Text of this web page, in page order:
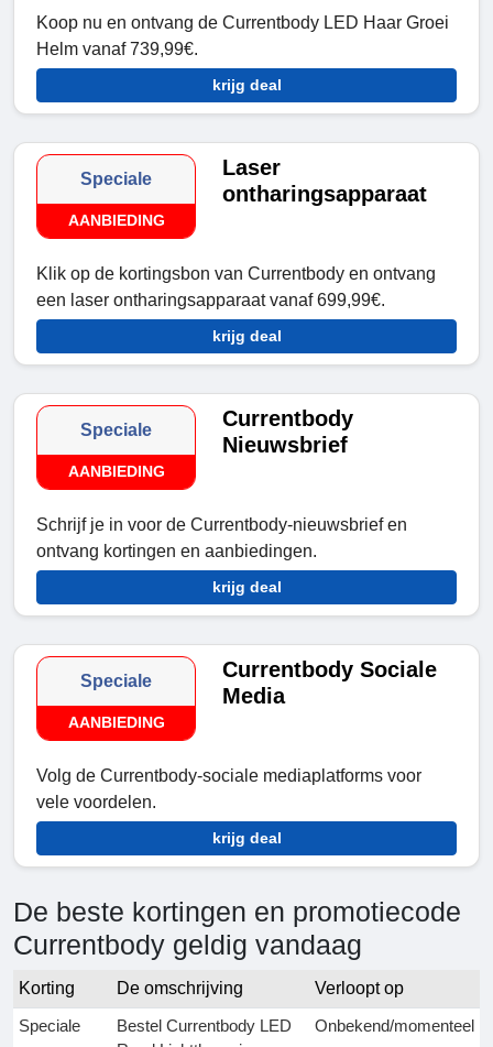
Koop nu en ontvang de Currentbody LED Haar Groei
Helm vanaf 739,99€.
krijg deal
Speciale
AANBIEDING
Laser
ontharingsapparaat
Klik op de kortingsbon van Currentbody en ontvang
een laser ontharingsapparaat vanaf 699,99€.
krijg deal
Speciale
AANBIEDING
Currentbody
Nieuwsbrief
Schrijf je in voor de Currentbody-nieuwsbrief en
ontvang kortingen en aanbiedingen.
krijg deal
Speciale
AANBIEDING
Currentbody Sociale
Media
Volg de Currentbody-sociale mediaplatforms voor
vele voordelen.
krijg deal
De beste kortingen en promotiecode
Currentbody geldig vandaag
Korting De omschrijving
Verloopt op
Speciale
Bestel Currentbody LED
Onbekend/momenteel